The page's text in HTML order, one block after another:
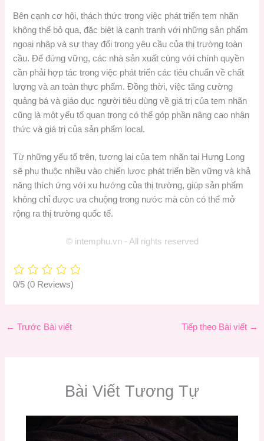
Bên cạnh cơ hội, thách thức trong việc phát triển tem nhãn
không thể bỏ qua, đặc biệt là cạnh tranh với những sản phẩm
ngoại nhập và sự thay đổi trong yêu cầu của thị trường toàn
cầu. Để đứng vững, các nhà sản xuất cùng với chính quyền
cần phải hợp tác trong việc phát triển các tiêu chuẩn về chất
lượng và an toàn thực phẩm. Đồng thời, việc tăng cường
quảng bá và giáo dục người tiêu dùng về giá trị của tem nhãn
cũng là một yếu tố quan trọng có thể góp phần nâng cao nhận
thức và giá trị của sản phẩm local.
Từ những yếu tố trên, tương lai của tem nhãn tại Hưng Long
sẽ phụ thuộc nhiều vào chiến lược phát triển bền vững và khả
năng thích ứng với xu hướng của thị trường, giúp sản phẩm
không chỉ được ưa chuộng trong nước mà còn có thể mở
rộng ra thị trường quốc tế.
© intemphu.vn - All rights reserved
0/5 (0 Reviews)
← Trước Bài viết Tiếp theo Bài viết →
Bài Viết Tương Tự